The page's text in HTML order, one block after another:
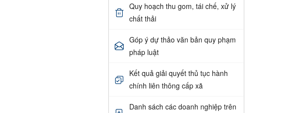
Quy hoạch thu gom, tái chế, xử lý
chất thải
Góp ý dự thảo văn bản quy phạm
pháp luật
Kết quả giải quyết thủ tục hành
chính liên thông cấp xã
Danh sách các doanh nghiệp trên